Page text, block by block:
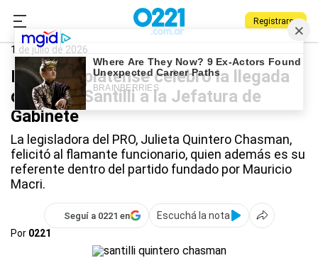
Registrarse
0221.com.ar
Diego Santilli
1 de julio de 2026
Diputada platense celebró la llegada
de Diego Santilli a la Jefatura de
Gabinete
La legisladora del PRO, Julieta Quintero Chasman,
felicitó al flamante funcionario, quien además es su
referente dentro del partido fundado por Mauricio
Macri.
Seguí a 0221 en
Escuchá la nota
Por 0221